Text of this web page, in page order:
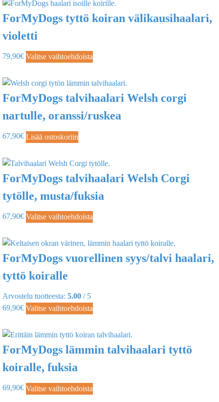
ForMyDogs tyttö koiran välikausihaalari,
violetti
79,90€ Valitse vaihtoehdoista
ForMyDogs talvihaalari Welsh corgi
nartulle, oranssi/ruskea
67,90€ Lisää ostoskoriin
ForMyDogs talvihaalari Welsh Corgi
tytölle, musta/fuksia
67,90€ Valitse vaihtoehdoista
ForMyDogs vuorellinen syys/talvi haalari,
tyttö koiralle
Arvostelu tuotteesta: 5.00 / 5
69,90€ Valitse vaihtoehdoista
ForMyDogs lämmin talvihaalari tyttö
koiralle, fuksia
69,90€ Valitse vaihtoehdoista